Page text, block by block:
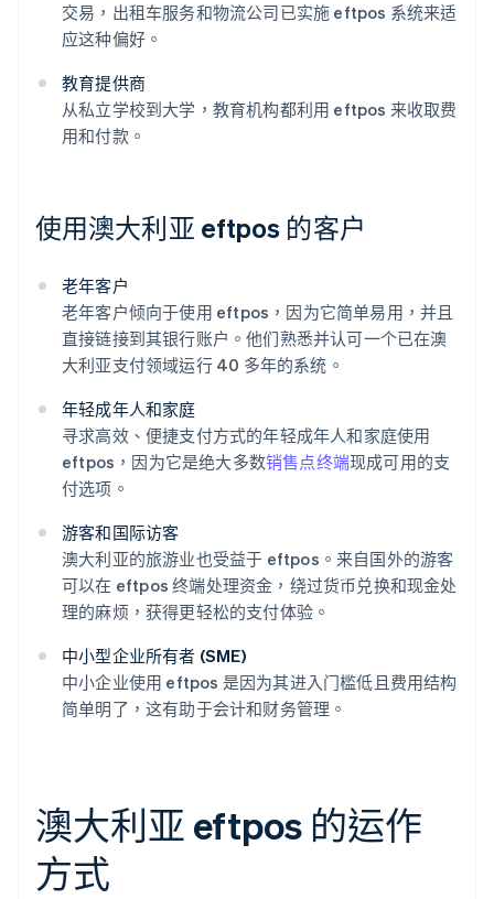
交易，出租车服务和物流公司已实施 eftpos 系统来适
应这种偏好。
教育提供商
从私立学校到大学，教育机构都利用 eftpos 来收取费
用和付款。
使用澳大利亚 eftpos 的客户
老年客户
老年客户倾向于使用 eftpos，因为它简单易用，并且
直接链接到其银行账户。他们熟悉并认可一个已在澳
大利亚支付领域运行 40 多年的系统。
年轻成年人和家庭
寻求高效、便捷支付方式的年轻成年人和家庭使用
eftpos，因为它是绝大多数销售点终端现成可用的支
付选项。
游客和国际访客
澳大利亚的旅游业也受益于 eftpos。来自国外的游客
可以在 eftpos 终端处理资金，绕过货币兑换和现金处
理的麻烦，获得更轻松的支付体验。
中小型企业所有者 (SME)
中小企业使用 eftpos 是因为其进入门槛低且费用结构
简单明了，这有助于会计和财务管理。
澳大利亚 eftpos 的运作
方式